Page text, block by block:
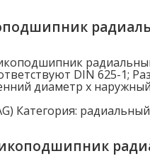
DIN 625-1;
диаметр x
Категория: